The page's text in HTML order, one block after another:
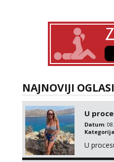
NAJNOVIJI OGLASI
U
Datum:
U